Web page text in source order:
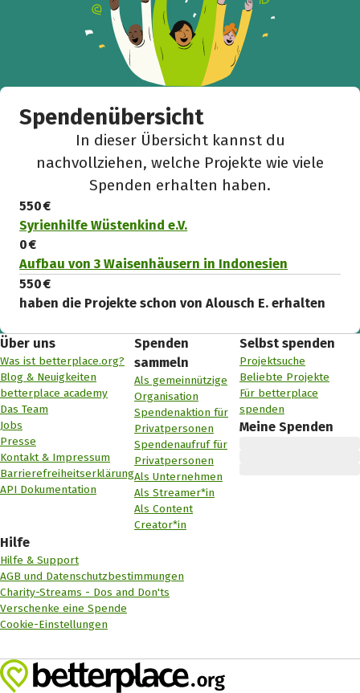
Spendenübersicht
In dieser Übersicht kannst du
nachvollziehen, welche Projekte wie viele
Spenden erhalten haben.
550 €
Syrienhilfe Wüstenkind e.V.
0 €
Aufbau von 3 Waisenhäusern in Indonesien
550 €
haben die Projekte schon von Alousch E. erhalten
Über uns
Was ist betterplace.org?
Blog & Neuigkeiten
betterplace academy
Das Team
Jobs
Presse
Kontakt & Impressum
Barrierefreiheitserklärung
API Dokumentation
Spenden
sammeln
Als gemeinnützige
Organisation
Spendenaktion für
Privatpersonen
Spendenaufruf für
Privatpersonen
Als Unternehmen
Als Streamer*in
Als Content
Creator*in
Selbst spenden
Projektsuche
Beliebte Projekte
Für betterplace
spenden
Meine Spenden
Hilfe
Hilfe & Support
AGB und Datenschutzbestimmungen
Charity-Streams - Dos and Don'ts
Verschenke eine Spende
Cookie-Einstellungen